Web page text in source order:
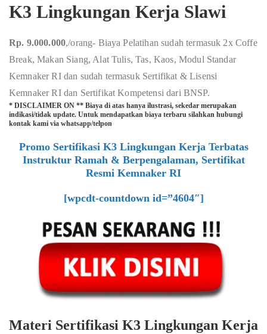
K3 Lingkungan Kerja Slawi
Rp. 9.000.000,/orang- Biaya Pelatihan sudah termasuk 2x Coffe
Break, Makan Siang, Alat Tulis, Tas, Kaos, Modul Standar
Kemnaker RI dan sudah termasuk Sertifikat & Lisensi
Kemnaker RI dan Sertifikat Kompetensi dari BNSP.
* DISCLAIMER ON ** Biaya di atas hanya ilustrasi, sekedar merupakan
indikasi/tidak update. Untuk mendapatkan biaya terbaru silahkan hubungi
kontak kami via whatsapp/telpon
Promo Sertifikasi K3 Lingkungan Kerja Terbatas
Instruktur Ramah & Berpengalaman, Sertifikat
Resmi Kemnaker RI
[wpcdt-countdown id=”4604″]
Materi Sertifikasi K3 Lingkungan Kerja